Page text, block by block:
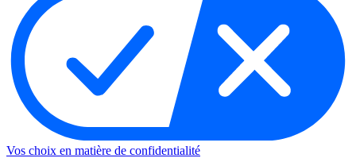
Vos choix en matière de confidentialité